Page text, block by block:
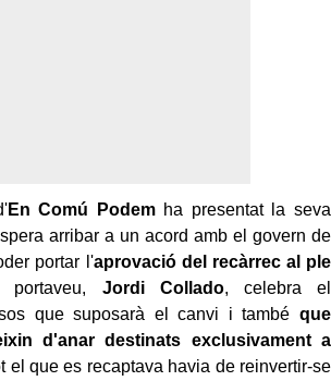
En Comú Podemha presentat la seva
arribar a un acord amb el govern de
portar l'aprovació del recàrrec al ple
Jordi Collado, celebra el
que suposarà el canvi i també que
d'anar destinats exclusivament a
el que es recaptava havia de reinvertir-se